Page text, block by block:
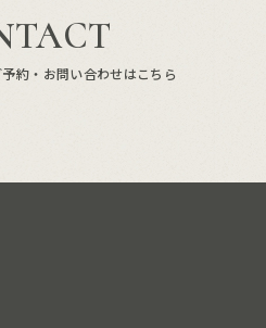
約・お問い合わせはこちら